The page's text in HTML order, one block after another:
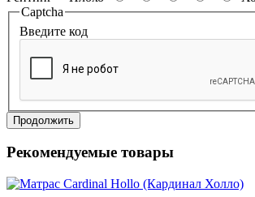
Captcha
Введите код
Продолжить
Рекомендуемые товары